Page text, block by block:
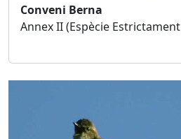
Conveni Berna
Annex II (Espècie